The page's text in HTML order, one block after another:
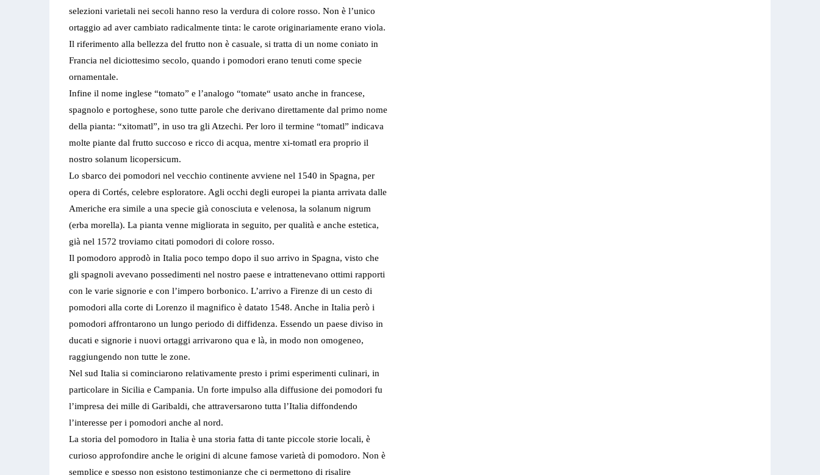
selezioni varietali nei secoli hanno reso la verdura di colore rosso. Non è l’unico
ortaggio ad aver cambiato radicalmente tinta: le carote originariamente erano viola.
Il riferimento alla bellezza del frutto non è casuale, si tratta di un nome coniato in
Francia nel diciottesimo secolo, quando i pomodori erano tenuti come specie
ornamentale.
Infine il nome inglese “tomato” e l’analogo “tomate“ usato anche in francese,
spagnolo e portoghese, sono tutte parole che derivano direttamente dal primo nome
della pianta: “xitomatl”, in uso tra gli Atzechi. Per loro il termine “tomatl” indicava
molte piante dal frutto succoso e ricco di acqua, mentre xi-tomatl era proprio il
nostro solanum licopersicum.
Lo sbarco dei pomodori nel vecchio continente avviene nel 1540 in Spagna, per
opera di Cortés, celebre esploratore. Agli occhi degli europei la pianta arrivata dalle
Americhe era simile a una specie già conosciuta e velenosa, la solanum nigrum
(erba morella). La pianta venne migliorata in seguito, per qualità e anche estetica,
già nel 1572 troviamo citati pomodori di colore rosso.
Il pomodoro approdò in Italia poco tempo dopo il suo arrivo in Spagna, visto che
gli spagnoli avevano possedimenti nel nostro paese e intrattenevano ottimi rapporti
con le varie signorie e con l’impero borbonico. L’arrivo a Firenze di un cesto di
pomodori alla corte di Lorenzo il magnifico è datato 1548. Anche in Italia però i
pomodori affrontarono un lungo periodo di diffidenza. Essendo un paese diviso in
ducati e signorie i nuovi ortaggi arrivarono qua e là, in modo non omogeneo,
raggiungendo non tutte le zone.
Nel sud Italia si cominciarono relativamente presto i primi esperimenti culinari, in
particolare in Sicilia e Campania. Un forte impulso alla diffusione dei pomodori fu
l’impresa dei mille di Garibaldi, che attraversarono tutta l’Italia diffondendo
l’interesse per i pomodori anche al nord.
La storia del pomodoro in Italia è una storia fatta di tante piccole storie locali, è
curioso approfondire anche le origini di alcune famose varietà di pomodoro. Non è
semplice e spesso non esistono testimonianze che ci permettono di risalire